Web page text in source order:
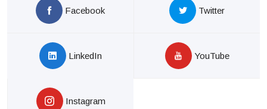
Facebook Twitter
LinkedIn YouTube
Instagram